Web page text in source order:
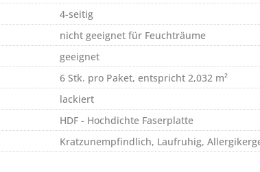
4-seitig
nicht geeignet für Feuchträume
geeignet
6 Stk. pro Paket, entspricht 2,032 m²
lackiert
HDF - Hochdichte Faserplatte
Kratzunempfindlich, Laufruhig,